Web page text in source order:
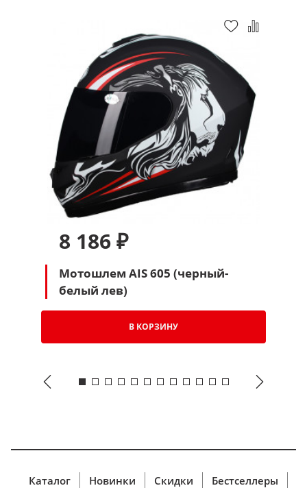
8 186 ₽
Мотошлем AIS 605 (черный-
белый лев)
В КОРЗИНУ
Каталог Новинки Скидки Бестселлеры